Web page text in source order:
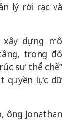
lý rời rạc và
dựng mô
trong đó
sư thể chế”
quyền lực dữ
ông Jonathan